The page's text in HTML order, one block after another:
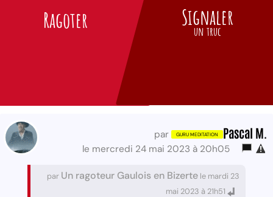
Ragoter Signaler
un truc
par Pascal M.
le mercredi 24 mai 2023 à 20h05
par Un ragoteur Gaulois en Bizerte le mardi 23
mai 2023 à 21h51